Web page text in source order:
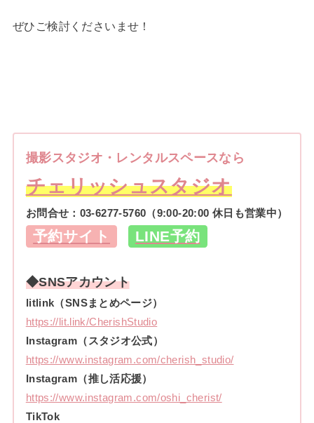
ぜひご検討くださいませ！
撮影スタジオ・レンタルスペースなら
チェリッシュスタジオ
お問合せ： 03-6277-5760 （9:00-20:00 休日も営業中）
予約サイト LINE予約
◆SNSアカウント
litlink（SNSまとめページ）
https://lit.link/CherishStudio
Instagram（スタジオ公式）
https://www.instagram.com/cherish_studio/
Instagram（推し活応援）
https://www.instagram.com/oshi_cherist/
TikTok